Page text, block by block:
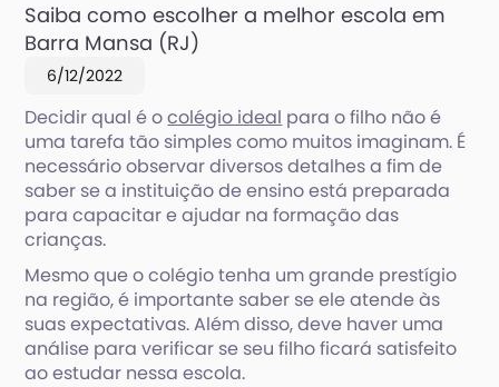
Descubra se a escola oferta atividades
extracurriculares
Saiba como escolher a melhor escola em
Barra Mansa (RJ)
6/12/2022
Decidir qual é ocolégio ideal para o filho não é
uma tarefa tão simples como muitos imaginam. É
necessário observar diversos detalhes a fim de
saber se a instituição de ensino está preparada
para capacitar e ajudar na formação das
crianças.
Mesmo que o colégio tenha um grande prestígio
na região, é importante saber se ele atende às
suas expectativas. Além disso, deve haver uma
análise para verificar se seu filho ficará satisfeito
ao estudar nessa escola.